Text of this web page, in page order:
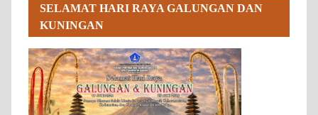
SELAMAT HARI RAYA GALUNGAN DAN
KUNINGAN